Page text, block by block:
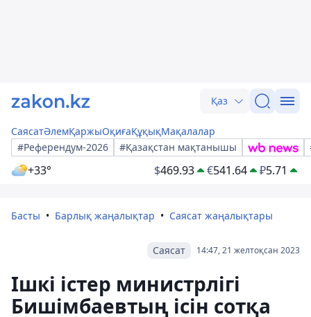
Қаз
СаясатӘлемҚаржыОқиғаҚұқықМақалалар
#Референдум-2026
#Қазақстан мақтанышы
+33° $469.93 €541.64 ₽5.71
Басты Барлық жаңалықтар Саясат жаңалықтары
14:47, 21 желтоқсан 2023
Саясат
Ішкі істер министрлігі
Бишімбаевтың ісін сотқа